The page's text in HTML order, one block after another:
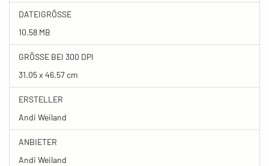
DATEIGRÖSSE
10.58 MB
GRÖSSE BEI 300 DPI
31.05 x 46.57 cm
ERSTELLER
Andi Weiland
ANBIETER
Andi Weiland